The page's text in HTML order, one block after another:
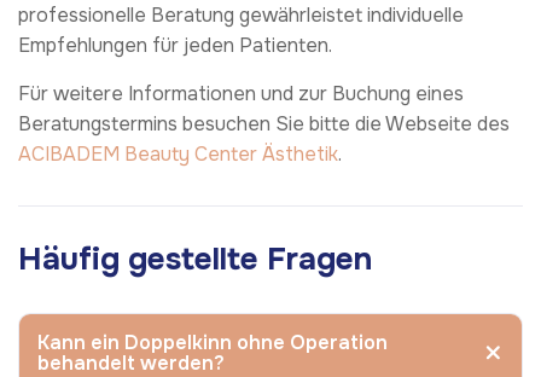
professionelle Beratung gewährleistet individuelle
Empfehlungen für jeden Patienten.
Für weitere Informationen und zur Buchung eines
Beratungstermins besuchen Sie bitte die Webseite des
ACIBADEM Beauty CenterÄsthetik.
Häufig gestellte Fragen
Kann ein Doppelkinn ohne Operation
behandelt werden?